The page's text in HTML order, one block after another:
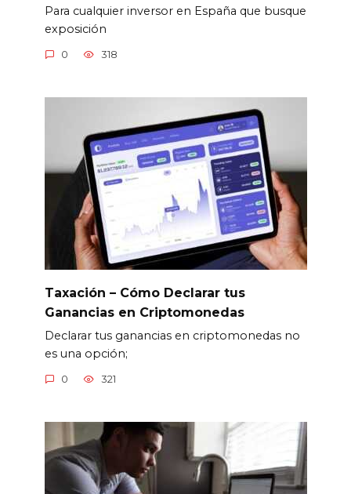
Para cualquier inversor en España que busque
exposición
0 318
Taxación – Cómo Declarar tus
Ganancias en Criptomonedas
Declarar tus ganancias en criptomonedas no
es una opción;
0 321